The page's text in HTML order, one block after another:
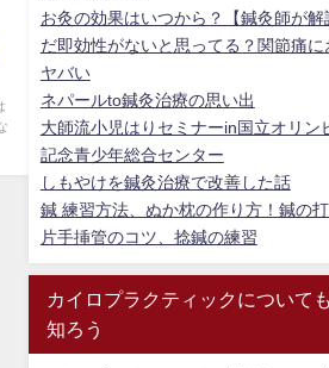
お灸の効果はいつから？【鍼灸師が解
だ即効性がないと思ってる？関節痛に
ヤバい
ネパールto鍼灸治療の思い出
大師流小児はりセミナーin国立オリン
記念青少年総合センター
しもやけを鍼灸治療で改善した話
鍼 練習方法、ぬか枕の作り方！鍼の
片手挿管のコツ、捻鍼の練習
カイロプラクティックについて
知ろう